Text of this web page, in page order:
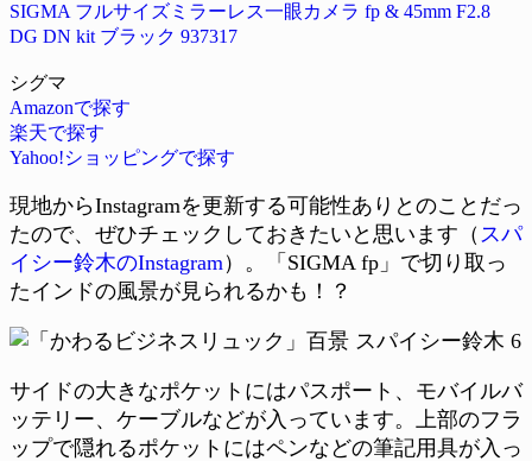
SIGMA フルサイズミラーレス一眼カメラ fp & 45mm F2.8
DG DN kit ブラック 937317
シグマ
Amazonで探す
楽天で探す
Yahoo!ショッピングで探す
現地からInstagramを更新する可能性ありとのことだっ
たので、ぜひチェックしておきたいと思います（ スパ
イシー鈴木のInstagram）。「SIGMA fp」で切り取っ
たインドの風景が見られるかも！？
サイドの大きなポケットにはパスポート、モバイルバ
ッテリー、ケーブルなどが入っています。上部のフラ
ップで隠れるポケットにはペンなどの筆記用具が入っ